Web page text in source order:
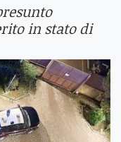
in stato di